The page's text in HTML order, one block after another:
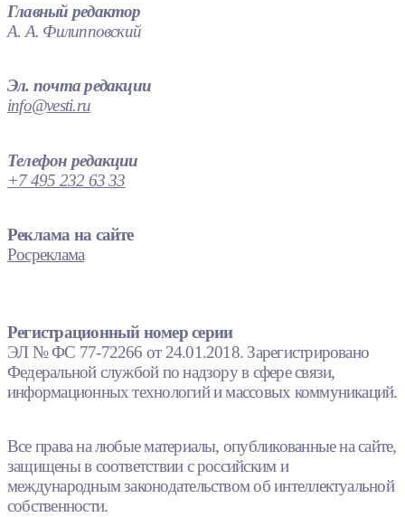
Главный редактор
А. А. Филипповский
Эл. почта редакции
info@vesti.ru
Телефон редакции
+7 495 232 63 33
Реклама на сайте
Росреклама
Регистрационный номер серии
ЭЛ № ФС 77-72266 от 24.01.2018. Зарегистрировано
Федеральной службой по надзору в сфере связи,
информационных технологий и массовых коммуникаций.
Все права на любые материалы, опубликованные на сайте,
защищены в соответствии с российским и
международным законодательством об интеллектуальной
собственности.